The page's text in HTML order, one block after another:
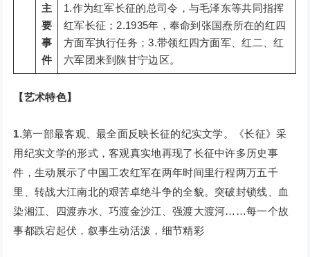
主
要
事
件
1.作为红军长征的总司令，与毛泽东等共同指挥
红军长征；2.1935年，奉命到张国焘所在的红四
方面军执行任务；3.带领红四方面军、红二、红
六军团来到陕甘宁边区。
【艺术特色】
1.第一部最客观、最全面反映长征的纪实文学。《长征》采
用纪实文学的形式，客观真实地再现了长征中许多历史事
件，生动展示了中国工农红军在两年时间里行程两万五千
里、转战大江南北的艰苦卓绝斗争的全貌。突破封锁线、血
染湘江、四渡赤水、巧渡金沙江、强渡大渡河……每一个故
事都跌宕起伏，叙事生动活泼，细节精彩